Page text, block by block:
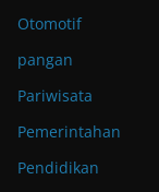
Otomotif
pangan
Pariwisata
Pemerintahan
Pendidikan